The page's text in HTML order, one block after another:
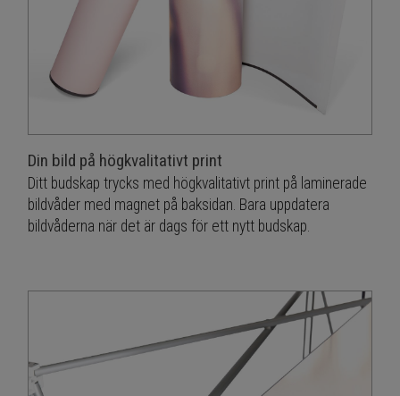
Din bild på högkvalitativt print
Ditt budskap trycks med högkvalitativt print på laminerade
bildvåder med magnet på baksidan. Bara uppdatera
bildvåderna när det är dags för ett nytt budskap.